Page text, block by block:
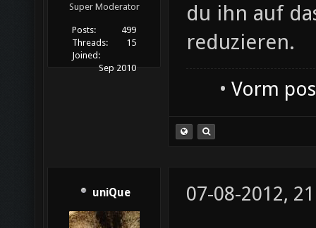
Super Moderator
Posts:
499
Threads:
15
Joined:
Sep 2010
du ihn auf
reduzieren.
• Vorm
uniQue 07-08-2012,